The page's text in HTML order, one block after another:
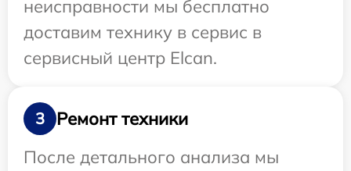
неисправности мы бесплатно
доставим технику в сервис в
сервисный центр Elcan.
3
Ремонт техники
После детального анализа мы